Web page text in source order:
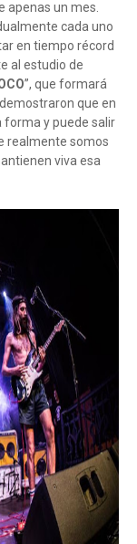
apenas un mes.
cada uno
en tiempo récord
al estudio de
”, que formará
que en
forma y puede salir
realmente somos
viva esa